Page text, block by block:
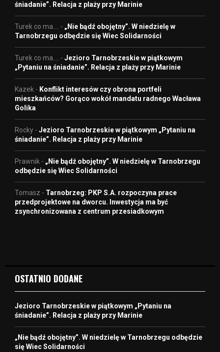
śniadanie”. Relacja z plaży przy Marinie
Turek co ma.... - „Nie bądź obojętny”. W niedzielę w
Tarnobrzegu odbędzie się Wiec Solidarności
Turek co ma.... - Jezioro Tarnobrzeskie w piątkowym
„Pytaniu na śniadanie”. Relacja z plaży przy Marinie
Kazek - Konflikt interesów czy obrona portfeli
mieszkańców? Gorąco wokół mandatu radnego Wacława
Golika
Rocky - Jezioro Tarnobrzeskie w piątkowym „Pytaniu na
śniadanie”. Relacja z plaży przy Marinie
Prawnik - „Nie bądź obojętny”. W niedzielę w Tarnobrzegu
odbędzie się Wiec Solidarności
Tomasz - Tarnobrzeg: PKP S.A. rozpoczyna prace
przedprojektowe na dworcu. Inwestycja ma być
zsynchronizowana z centrum przesiadkowym
OSTATNIO DODANE
Jezioro Tarnobrzeskie w piątkowym „Pytaniu na
śniadanie”. Relacja z plaży przy Marinie
„Nie bądź obojętny”. W niedzielę w Tarnobrzegu odbędzie
się Wiec Solidarności